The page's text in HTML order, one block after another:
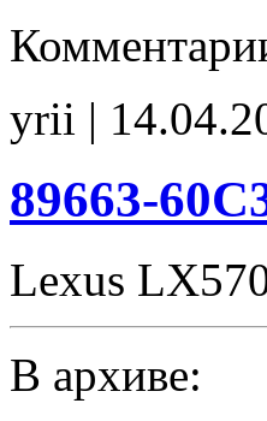
yrii |
89663-
Lexus
В архиве: